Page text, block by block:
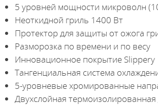
5 уровней мощности микроволн
Неоткидной гриль 1400 Вт
Протектор для защиты от ожога
Разморозка по времени и по весу
Инновационное покрытие Slippery
Тангенциальная система
5-уровневые хромированные
Двухслойная